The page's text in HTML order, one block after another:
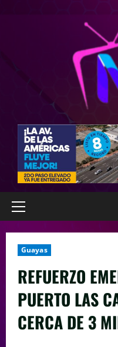
Guayas
REFUERZO
PUERTO LAS
CERCA DE 3